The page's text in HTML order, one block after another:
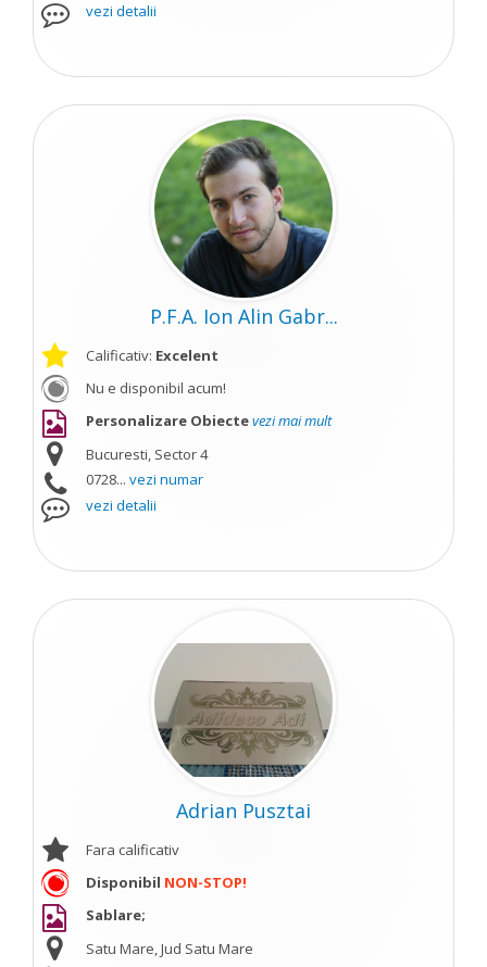
vezi detalii
P.F.A. Ion Alin Gabr...
Calificativ: Excelent
Nu e disponibil acum!
Personalizare Obiectevezi mai mult
Bucuresti, Sector 4
0728... vezi numar
vezi detalii
Adrian Pusztai
Fara calificativ
Disponibil NON-STOP!
Sablare;
Satu Mare, Jud Satu Mare